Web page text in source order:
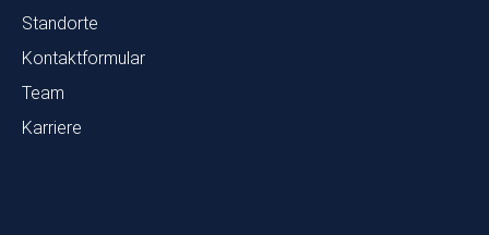
Standorte
Kontaktformular
Team
Karriere